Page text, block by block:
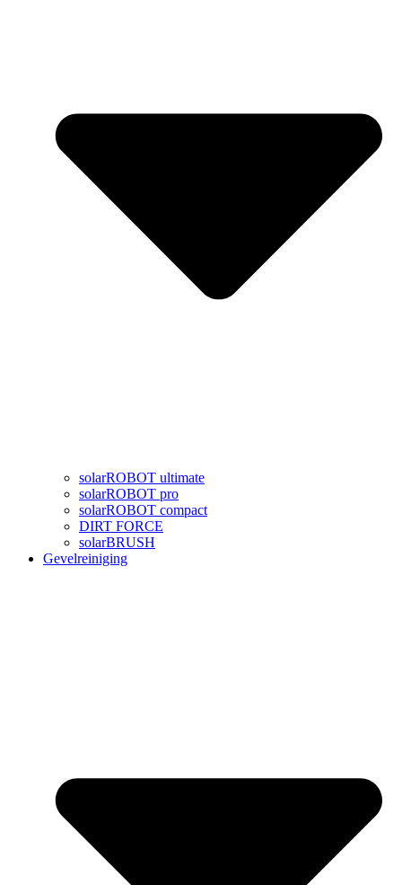
solarROBOT ultimate
solarROBOT pro
solarROBOT compact
DIRT FORCE
solarBRUSH
Gevelreiniging